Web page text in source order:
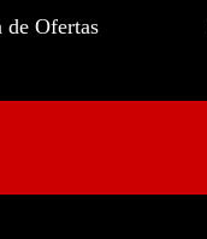
de Ofertas